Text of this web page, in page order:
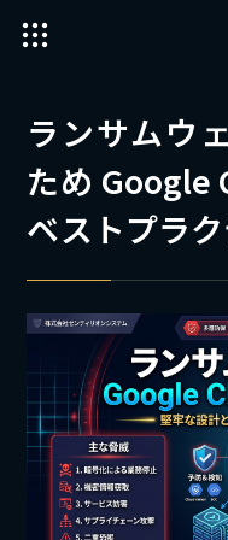
ランサムウ
ため Google
ベストプラ